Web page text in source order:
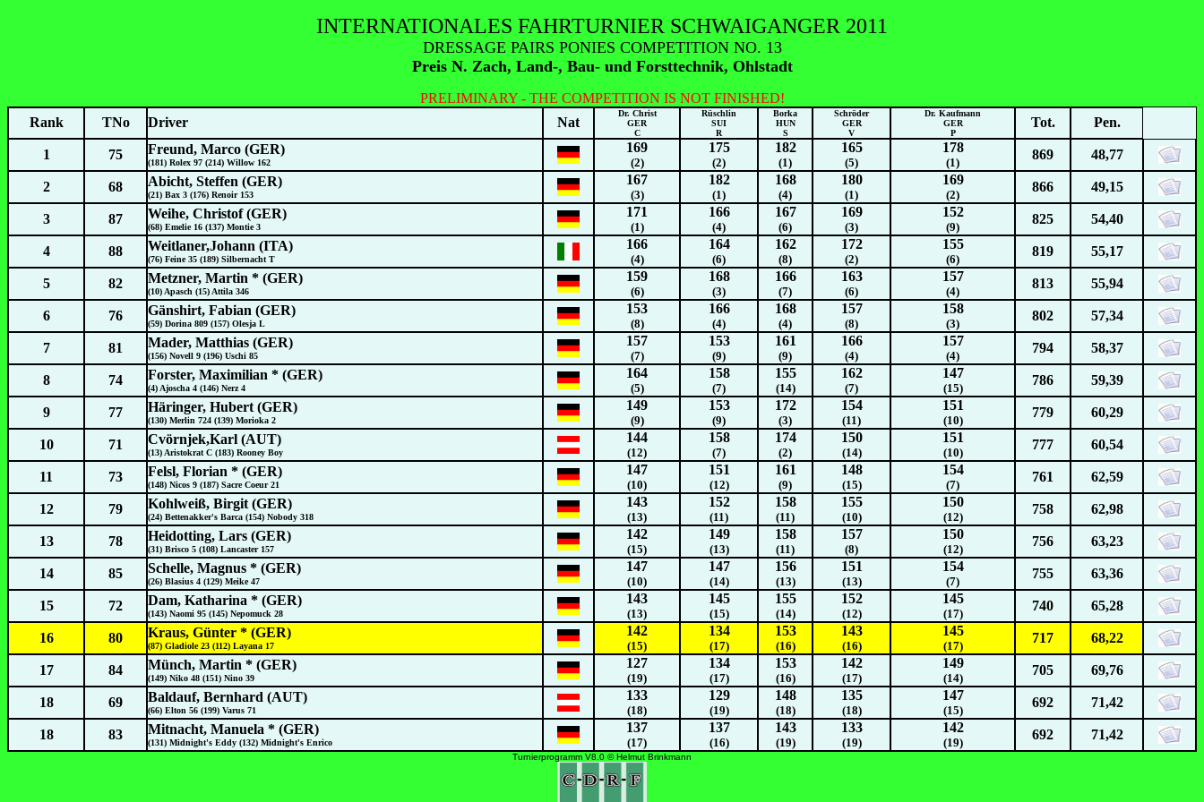
INTERNATIONALES FAHRTURNIER SCHWAIGANGER 2011
DRESSAGE PAIRS PONIES COMPETITION NO. 13
Preis N. Zach, Land-, Bau- und Forsttechnik, Ohlstadt
PRELIMINARY - THE COMPETITION IS NOT FINISHED!
Rank
TNo Driver Nat
Dr. Christ
GER
C
Rüschlin
SUI
R
Borka
HUN
S
Schröder
GER
V
Dr. Kaufmann
GER
P
Tot. Pen.
1 75 Freund, Marco (GER)
(181) Rolex 97 (214) Willow 162
169
(2)
175
(2)
182
(1)
165
(5)
178
(1)
869 48,77
2 68 Abicht, Steffen (GER)
(21) Bax 3 (176) Renoir 153
167
(3)
182
(1)
168
(4)
180
(1)
169
(2)
866 49,15
3 87 Weihe, Christof (GER)
(68) Emelie 16 (137) Montie 3
171
(1)
166
(4)
167
(6)
169
(3)
152
(9)
825 54,40
4 88 Weitlaner,Johann (ITA)
(76) Feine 35 (189) Silbernacht T
166
(4)
164
(6)
162
(8)
172
(2)
155
(6)
819 55,17
5 82 Metzner, Martin * (GER)
(10) Apasch (15) Attila 346
159
(6)
168
(3)
166
(7)
163
(6)
157
(4)
813 55,94
6 76 Gänshirt, Fabian (GER)
(59) Dorina 809 (157) Olesja L
153
(8)
166
(4)
168
(4)
157
(8)
158
(3)
802 57,34
7 81 Mader, Matthias (GER)
(156) Novell 9 (196) Uschi 85
157
(7)
153
(9)
161
(9)
166
(4)
157
(4)
794 58,37
8 74 Forster, Maximilian * (GER)
(4) Ajoscha 4 (146) Nerz 4
164
(5)
158
(7)
155
(14)
162
(7)
147
(15)
786 59,39
9 77 Häringer, Hubert (GER)
(130) Merlin 724 (139) Morioka 2
149
(9)
153
(9)
172
(3)
154
(11)
151
(10)
779 60,29
10 71 Cvörnjek,Karl (AUT)
(13) Aristokrat C (183) Rooney Boy
144
(12)
158
(7)
174
(2)
150
(14)
151
(10)
777 60,54
11 73 Felsl, Florian * (GER)
(148) Nicos 9 (187) Sacre Coeur 21
147
(10)
151
(12)
161
(9)
148
(15)
154
(7)
761 62,59
12 79 Kohlweiß, Birgit (GER)
(24) Bettenakker's Barca (154) Nobody 318
143
(13)
152
(11)
158
(11)
155
(10)
150
(12)
758 62,98
13 78 Heidotting, Lars (GER)
(31) Brisco 5 (108) Lancaster 157
142
(15)
149
(13)
158
(11)
157
(8)
150
(12)
756 63,23
14 85 Schelle, Magnus * (GER)
(26) Blasius 4 (129) Meike 47
147
(10)
147
(14)
156
(13)
151
(13)
154
(7)
755 63,36
15 72 Dam, Katharina * (GER)
(143) Naomi 95 (145) Nepomuck 28
143
(13)
145
(15)
155
(14)
152
(12)
145
(17)
740 65,28
16 80 Kraus, Günter * (GER)
(87) Gladiole 23 (112) Layana 17
142
(15)
134
(17)
153
(16)
143
(16)
145
(17)
717 68,22
17 84 Münch, Martin * (GER)
(149) Niko 48 (151) Nino 39
127
(19)
134
(17)
153
(16)
142
(17)
149
(14)
705 69,76
18 69 Baldauf, Bernhard (AUT)
(66) Elton 56 (199) Varus 71
133
(18)
129
(19)
148
(18)
135
(18)
147
(15)
692 71,42
18 83 Mitnacht, Manuela * (GER)
(131) Midnight's Eddy (132) Midnight's Enrico
137
(17)
137
(16)
143
(19)
133
(19)
142
(19)
692 71,42
Turnierprogramm V8.0 © Helmut Brinkmann